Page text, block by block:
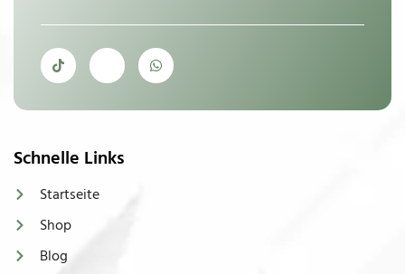
Schnelle Links
Startseite
Shop
Blog